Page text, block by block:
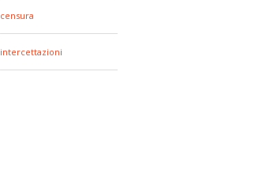
censura
intercettazioni